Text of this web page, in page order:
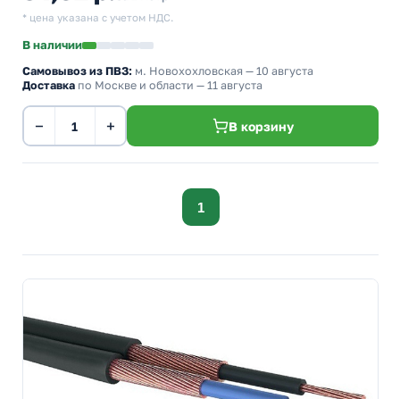
* цена указана с учетом НДС.
В наличии
Самовывоз из ПВЗ: м. Новохохловская — 10 августа
Доставка по Москве и области — 11 августа
− + В корзину
1